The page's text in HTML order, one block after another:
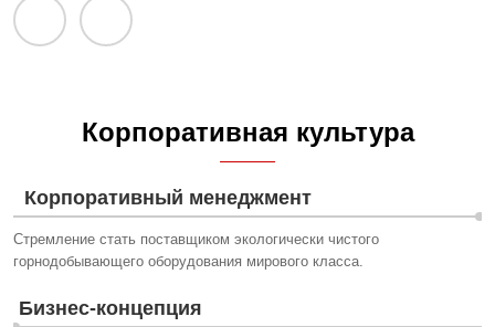
Корпоративная культура
Корпоративный менеджмент
Стремление стать поставщиком экологически чистого
горнодобывающего оборудования мирового класса.
Бизнес-концепция